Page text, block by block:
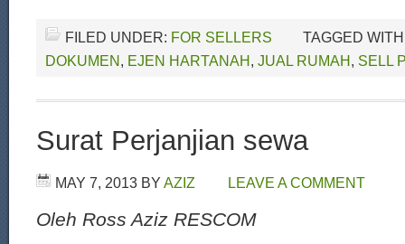
FILED UNDER: FOR SELLERS
TAGGED
DOKUMEN, EJEN HARTANAH, JUAL RUMAH, SELL
Surat Perjanjian sewa
MAY 7, 2013 BY AZIZ LEAVE A COMMENT
Oleh Ross Aziz RESCOM